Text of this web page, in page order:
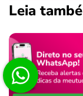
Leia